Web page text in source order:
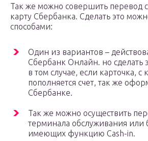
Так же можно совершить перевод
карту Сбербанка. Сделать это
способами:
Один из вариантов –
Сбербанк Онлайн. но сделать
в том случае, если карточка, с
пополняется счет, так же
Сбербанке.
Так же можно осуществить
терминала обслуживания или
имеющих функцию Cash-in.